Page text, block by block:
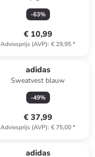
-63%
€ 10,99
Adviesprijs (AVP): € 29,95*
adidas
Sweatvest blauw
-49%
€ 37,99
Adviesprijs (AVP): € 75,00*
adidas